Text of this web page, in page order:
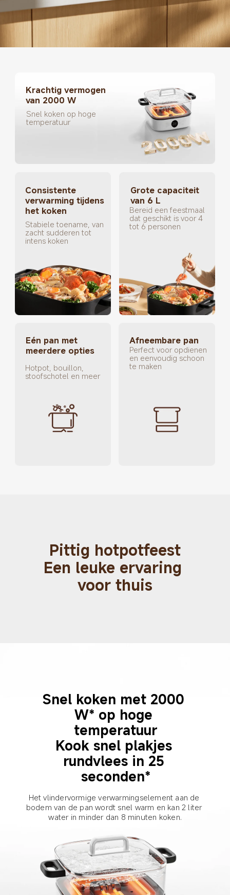
Krachtig vermogen
van 2000 W
Snel koken op hoge
temperatuur
Consistente
verwarming tijdens
het koken
Stabiele toename, van
zacht sudderen tot
intens koken
Grote capaciteit
van 6 L
Bereid een feestmaal
dat geschikt is voor 4
tot 6 personen
Eén pan met
meerdere opties
Hotpot, bouillon,
stoofschotel en meer
Afneembare pan
Perfect voor opdienen
en eenvoudig schoon
te maken
Pittig hotpotfeest
Een leuke ervaring
voor thuis
Snel koken met 2000
W* op hoge
temperatuur
Kook snel plakjes
rundvlees in 25
seconden*
Het vlindervormige verwarmingselement aan de
bodem van de pan wordt snel warm en kan 2 liter
water in minder dan 8 minuten koken.